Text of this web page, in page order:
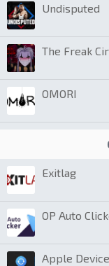
Undisputed
The Freak
OMORI
Exitlag
OP Auto
Apple